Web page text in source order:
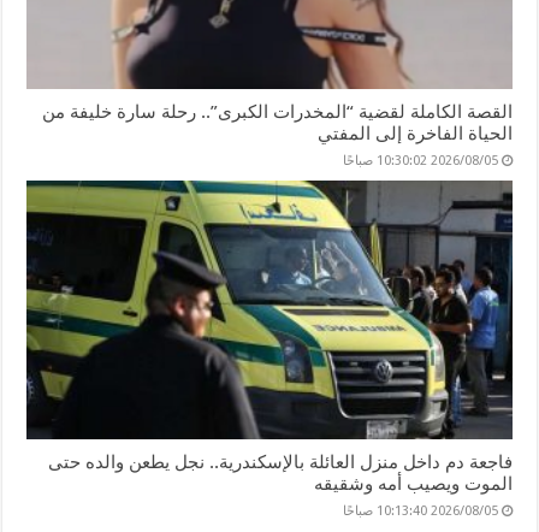
القصة الكاملة لقضية “المخدرات الكبرى”.. رحلة سارة خليفة من
الحياة الفاخرة إلى المفتي
2026/08/05 10:30:02 صباحًا
فاجعة دم داخل منزل العائلة بالإسكندرية.. نجل يطعن والده حتى
الموت ويصيب أمه وشقيقه
2026/08/05 10:13:40 صباحًا